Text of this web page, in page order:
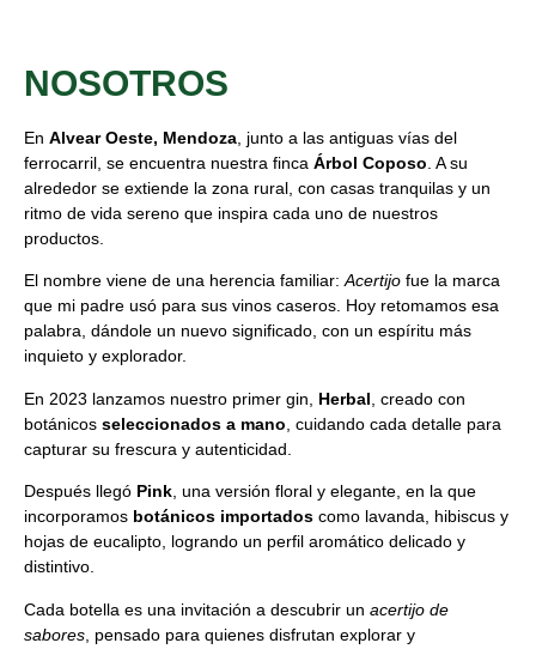
NOSOTROS
En Alvear Oeste, Mendoza , junto a las antiguas vías del
ferrocarril, se encuentra nuestra finca Árbol Coposo . A su
alrededor se extiende la zona rural, con casas tranquilas y un
ritmo de vida sereno que inspira cada uno de nuestros
productos.
El nombre viene de una herencia familiar:Acertijo fue la marca
que mi padre usó para sus vinos caseros. Hoy retomamos esa
palabra, dándole un nuevo significado, con un espíritu más
inquieto y explorador.
En 2023 lanzamos nuestro primer gin, Herbal , creado con
botánicos seleccionados a mano , cuidando cada detalle para
capturar su frescura y autenticidad.
Después llegó Pink , una versión floral y elegante, en la que
incorporamos botánicos importados como lavanda, hibiscus y
hojas de eucalipto, logrando un perfil aromático delicado y
distintivo.
Cada botella es una invitación a descubrir un acertijo de
sabores , pensado para quienes disfrutan explorar y